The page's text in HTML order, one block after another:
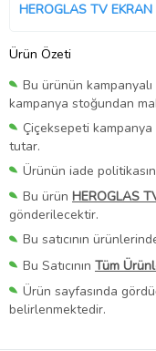
HEROGLAS TV
Ürün Özeti
Bu ürünün kampanyalı
kampanya stoğundan
Çiçeksepeti kampanya
tutar.
Ürünün iade
Bu ürün HEROGLAS
gönderilecektir.
Bu satıcının
Bu Satıcının Tüm
Ürün sayfasında
belirlenmektedir.